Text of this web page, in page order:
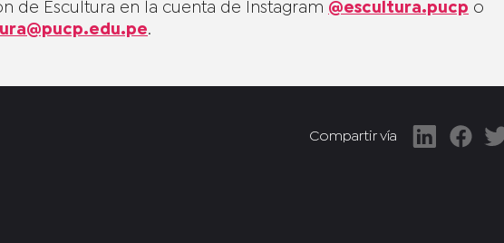
de Escultura en la cuenta de Instagram @escultura.pucp o
.
Compartir vía